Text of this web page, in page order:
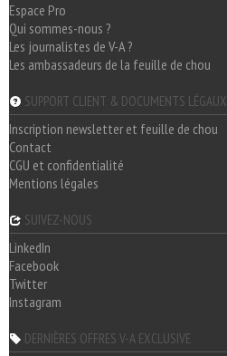
Espace Pro
Qui sommes-nous ?
Les journalistes de V-A ?
Les ambassadeurs de la feuille de chou
SUPPORT CLIENT & DOCUMENTS LÉGAUX
Inscription newsletter et feuille de chou
Contact
CGU et confidentialité
Mentions légales
SUIVEZ-NOUS
LinkedIn
Facebook
Twitter
Instagram
DERNIÈRES OFFRES V-A EXCLUSIVE